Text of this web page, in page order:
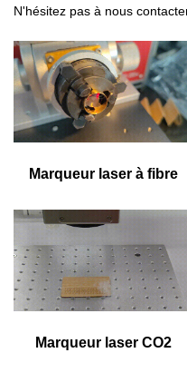
N'hésitez pas à nous
Marqueur laser à fibre
Marqueur laser CO2